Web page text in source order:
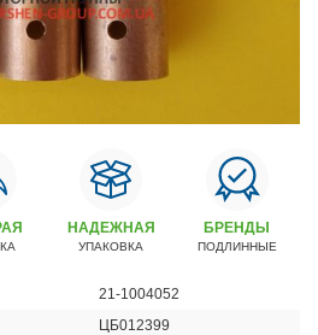
до 18.00 (+6 по МСК)
СБ с 8.30 до 20.00
НАДЕЖНАЯ
УПАКОВКА
БРЕНДЫ
ПОДЛИННЫЕ
21-1004052
ЦБ012399